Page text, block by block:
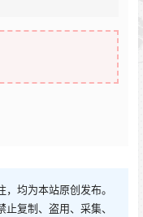
均为本站原创发布。
复制、盗用、采集、